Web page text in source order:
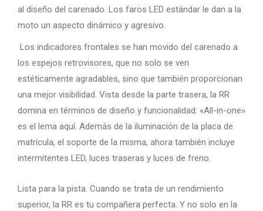
al diseño del carenado. Los faros LED estándar le dan a la
moto un aspecto dinámico y agresivo.
Los indicadores frontales se han movido del carenado a
los espejos retrovisores, que no solo se ven
estéticamente agradables, sino que también proporcionan
una mejor visibilidad. Vista desde la parte trasera, la RR
domina en términos de diseño y funcionalidad: «All-in-one»
es el lema aquí. Además de la iluminación de la placa de
matrícula, el soporte de la misma, ahora también incluye
intermitentes LED, luces traseras y luces de freno.
Lista para la pista. Cuando se trata de un rendimiento
superior, la RR es tu compañera perfecta. Y no solo en la